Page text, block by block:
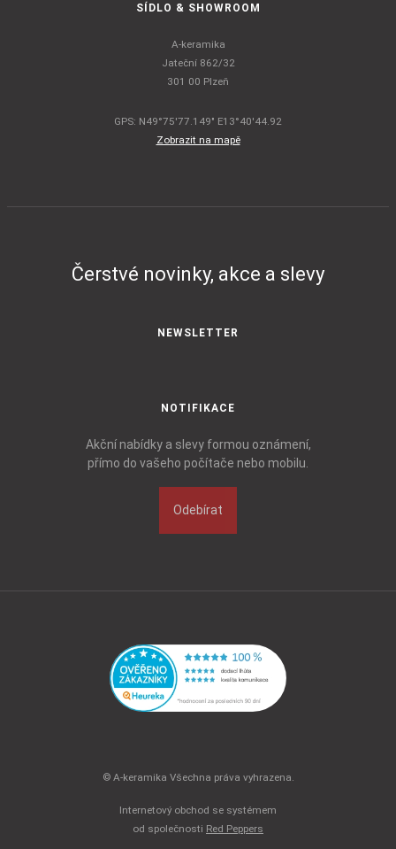
SÍDLO & SHOWROOM
A-keramika
Jateční 862/32
301 00 Plzeň
GPS: N49°75'77.149" E13°40'44.92
Zobrazit na mapě
Čerstvé novinky, akce a slevy
NEWSLETTER
NOTIFIKACE
Akční nabídky a slevy formou oznámení,
přímo do vašeho počítače nebo mobilu.
Odebírat
© A-keramika Všechna práva vyhrazena.
Internetový obchod se systémem
od společnosti Red Peppers